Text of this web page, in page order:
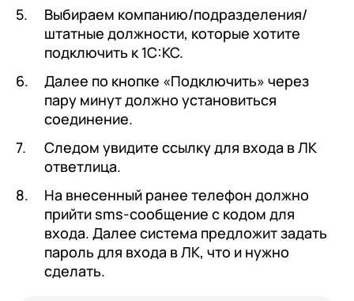
Выбираем компанию/подразделения/
штатные должности, которые хотите
подключить к 1С:КС.
Далее по кнопке «Подключить» через
пару минут должно установиться
соединение.
Следом увидите ссылку для входа в ЛК
ответлица.
На внесенный ранее телефон должно
прийти sms-сообщение с кодом для
входа. Далее система предложит задать
пароль для входа в ЛК, что и нужно
сделать.